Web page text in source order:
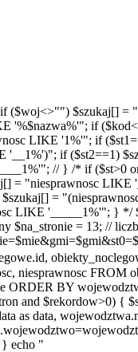
($woj<>"") $szukaj[]
'%$nazwa%'"; if
LIKE '1%'"; if
'__1%')"; if ($st2==1)
// } /* if ($st>0
= "niesprawnosc LIKE
=
LIKE '_____1%'"; }
= 13; //
niesprawnosc FROM
ORDER BY
and $rekordow>0) {
as data,
} echo "